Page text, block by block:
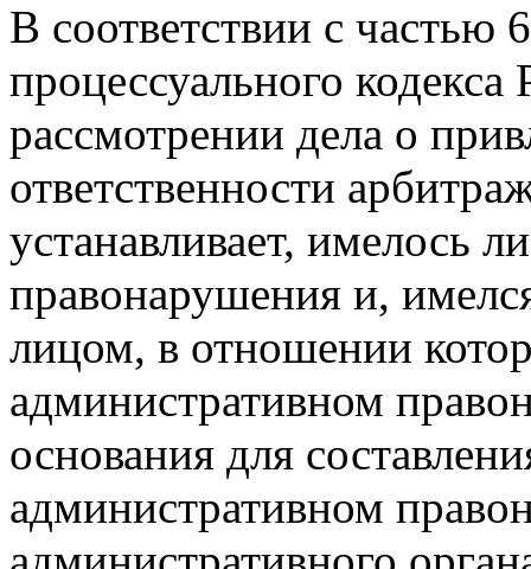
В соответствии с частью
процессуального
рассмотрении дела о
ответственности
устанавливает, имелось
правонарушения и,
лицом, в отношении
административном
основания для
административном